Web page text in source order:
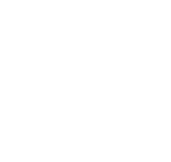
बीच कांटे की टक्कर देखने को मिली।
ने भी अच्छा प्रदर्शन किया।